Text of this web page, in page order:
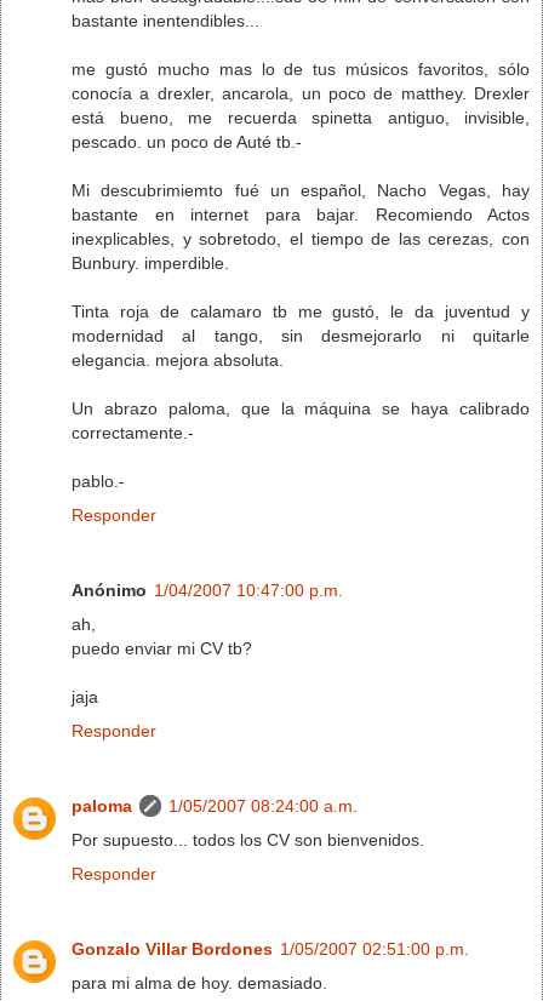
bastante inentendibles...
me gustó mucho mas lo de tus músicos favoritos, sólo
conocía a drexler, ancarola, un poco de matthey. Drexler
está bueno, me recuerda spinetta antiguo, invisible,
pescado. un poco de Auté tb.-
Mi descubrimiemto fué un español, Nacho Vegas, hay
bastante en internet para bajar. Recomiendo Actos
inexplicables, y sobretodo, el tiempo de las cerezas, con
Bunbury. imperdible.
Tinta roja de calamaro tb me gustó, le da juventud y
modernidad al tango, sin desmejorarlo ni quitarle
elegancia. mejora absoluta.
Un abrazo paloma, que la máquina se haya calibrado
correctamente.-
pablo.-
Responder
Anónimo 1/04/2007 10:47:00 p.m.
ah,
puedo enviar mi CV tb?
jaja
Responder
paloma
1/05/2007 08:24:00 a.m.
Por supuesto... todos los CV son bienvenidos.
Responder
Gonzalo Villar Bordones 1/05/2007 02:51:00 p.m.
para mi alma de hoy. demasiado.